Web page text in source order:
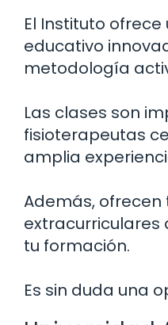
El Instituto
educativo
metodología
Las clases son
fisioterapeutas
amplia
Además, ofrecen
tu formación.
Es sin duda una